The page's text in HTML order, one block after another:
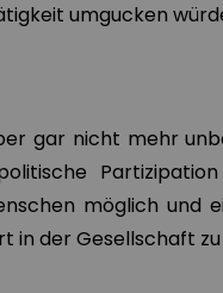
umgucken
gar nicht mehr
möglich und
in der Gesellschaft